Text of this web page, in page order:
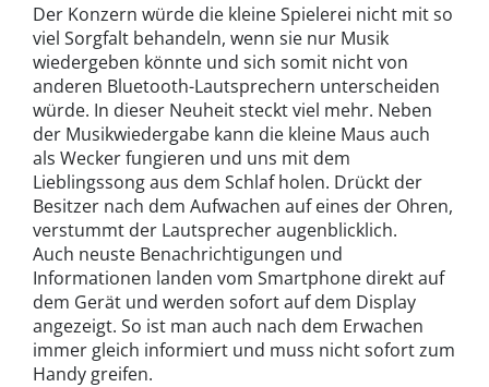
Der Konzern würde die kleine Spielerei nicht mit so
viel Sorgfalt behandeln, wenn sie nur Musik
wiedergeben könnte und sich somit nicht von
anderen Bluetooth-Lautsprechern unterscheiden
würde. In dieser Neuheit steckt viel mehr. Neben
der Musikwiedergabe kann die kleine Maus auch
als Wecker fungieren und uns mit dem
Lieblingssong aus dem Schlaf holen. Drückt der
Besitzer nach dem Aufwachen auf eines der Ohren,
verstummt der Lautsprecher augenblicklich.
Auch neuste Benachrichtigungen und
Informationen landen vom Smartphone direkt auf
dem Gerät und werden sofort auf dem Display
angezeigt. So ist man auch nach dem Erwachen
immer gleich informiert und muss nicht sofort zum
Handy greifen.